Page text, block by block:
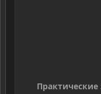
Практические